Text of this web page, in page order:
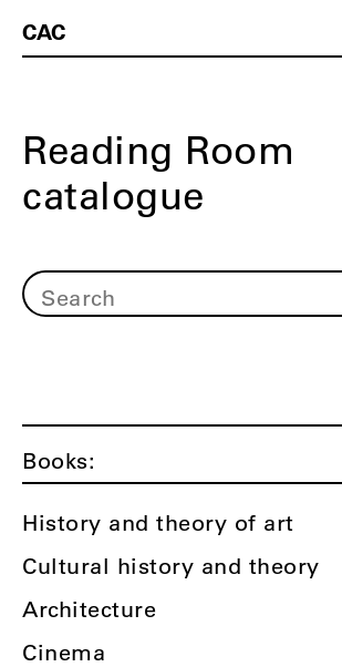
CAC
Reading Room
catalogue
Books:
History and theory of art
Cultural history and theory
Architecture
Cinema